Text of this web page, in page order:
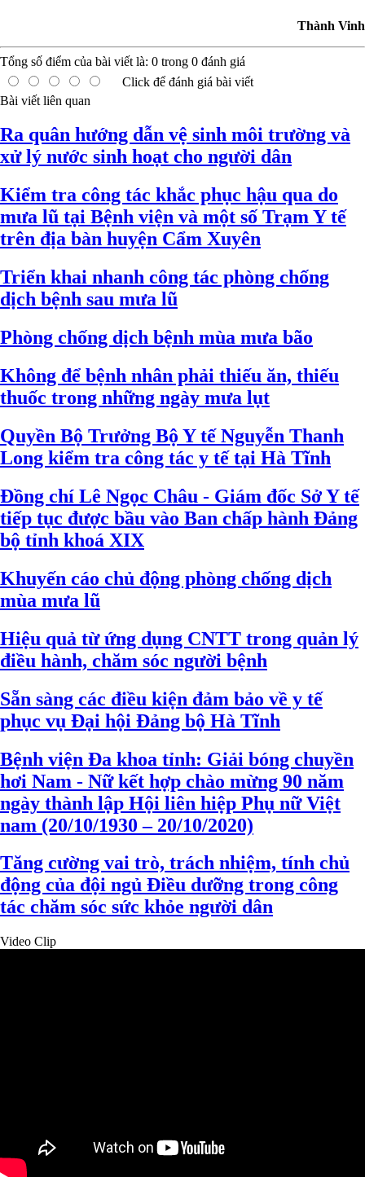
Thành Vinh
Tổng số điểm của bài viết là: 0 trong 0 đánh giá
Click để đánh giá bài viết
Bài viết liên quan
Ra quân hướng dẫn vệ sinh môi trường và
xử lý nước sinh hoạt cho người dân
Kiểm tra công tác khắc phục hậu qua do
mưa lũ tại Bệnh viện và một số Trạm Y tế
trên địa bàn huyện Cẩm Xuyên
Triển khai nhanh công tác phòng chống
dịch bệnh sau mưa lũ
Phòng chống dịch bệnh mùa mưa bão
Không để bệnh nhân phải thiếu ăn, thiếu
thuốc trong những ngày mưa lụt
Quyền Bộ Trưởng Bộ Y tế Nguyễn Thanh
Long kiểm tra công tác y tế tại Hà Tĩnh
Đồng chí Lê Ngọc Châu - Giám đốc Sở Y tế
tiếp tục được bầu vào Ban chấp hành Đảng
bộ tỉnh khoá XIX
Khuyến cáo chủ động phòng chống dịch
mùa mưa lũ
Hiệu quả từ ứng dụng CNTT trong quản lý
điều hành, chăm sóc người bệnh
Sẵn sàng các điều kiện đảm bảo về y tế
phục vụ Đại hội Đảng bộ Hà Tĩnh
Bệnh viện Đa khoa tỉnh: Giải bóng chuyền
hơi Nam - Nữ kết hợp chào mừng 90 năm
ngày thành lập Hội liên hiệp Phụ nữ Việt
nam (20/10/1930 – 20/10/2020)
Tăng cường vai trò, trách nhiệm, tính chủ
động của đội ngủ Điều dưỡng trong công
tác chăm sóc sức khỏe người dân
Video Clip